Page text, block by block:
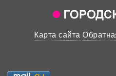
Карта сайта